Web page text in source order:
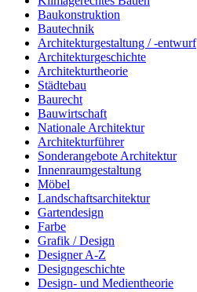
Baukonstruktion
Bautechnik
Architekturgestaltung / -entwurf
Architekturgeschichte
Architekturtheorie
Städtebau
Baurecht
Bauwirtschaft
Nationale Architektur
Architekturführer
Sonderangebote Architektur
Innenraumgestaltung
Möbel
Landschaftsarchitektur
Gartendesign
Farbe
Grafik / Design
Designer A-Z
Designgeschichte
Design- und Medientheorie